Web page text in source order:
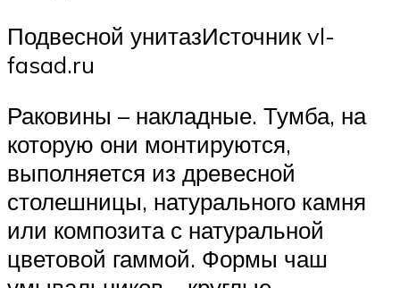
Подвесной унитазИсточник vl-
fasad.ru
Раковины – накладные. Тумба, на
которую они монтируются,
выполняется из древесной
столешницы, натурального камня
или композита с натуральной
цветовой гаммой. Формы чаш